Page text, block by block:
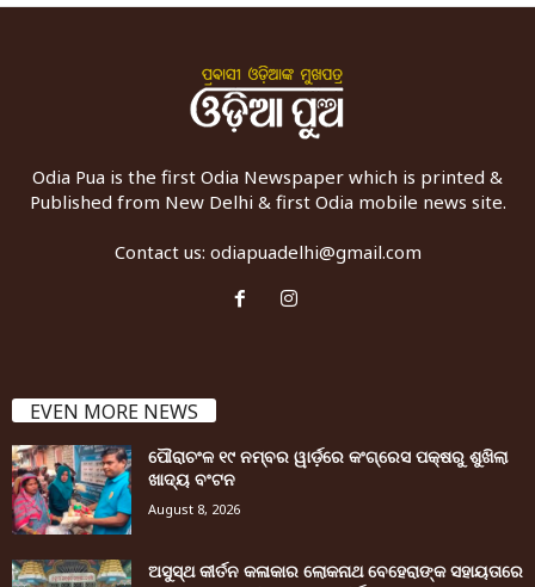
Odia Pua is the first Odia Newspaper which is printed &
Published from New Delhi & first Odia mobile news site.
Contact us: odiapuadelhi@gmail.com
EVEN MORE NEWS
ପୌରାଚଂଳ ୧୯ ନମ୍ବର ୱାର୍ଡ଼ରେ କଂଗ୍ରେସ ପକ୍ଷରୁ ଶୁଖିଲା
ଖାଦ୍ୟ ବଂଟନ
August 8, 2026
ଅସୁସ୍ଥ କୀର୍ତନ କଳାକାର ଲୋକନାଥ ବେହେରାଙ୍କ ସହାୟତାରେ